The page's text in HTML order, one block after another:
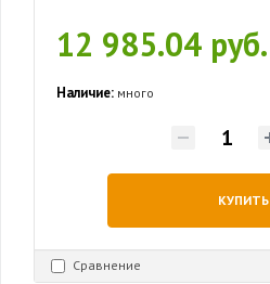
12 985.04 руб.
Наличие: много
КУПИТЬ
Сравнение